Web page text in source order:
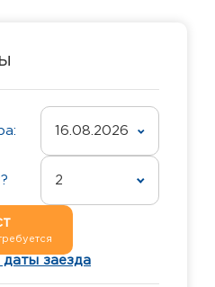
16.08.2026
2
даты заезда